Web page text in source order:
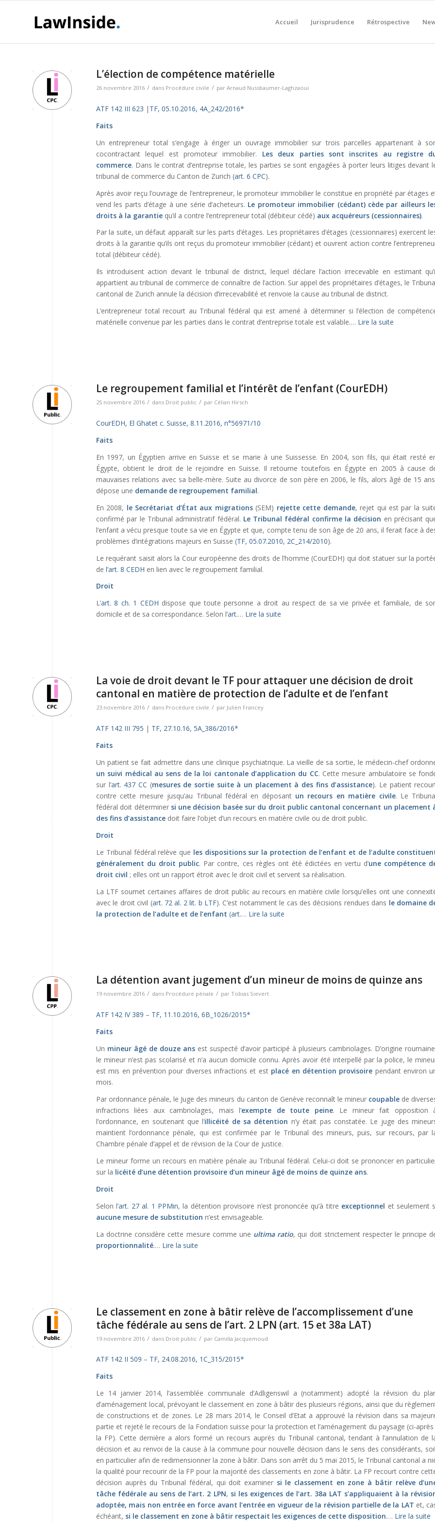
Accueil Jurisprudence Rétrospective
L’élection de compétence matérielle
26 novembre 2016 / dans Procédure civile / par Arnaud Nussbaumer-Laghzaoui
ATF 142 III 623 | TF, 05.10.2016, 4A_242/2016*
Faits
Un entrepreneur total s’engage à ériger un ouvrage immobilier sur trois parcelles appartenant à
cocontractant lequel est promoteur immobilier. Les deux parties sont inscrites au registre
commerce. Dans le contrat d’entreprise totale, les parties se sont engagées à porter leurs litiges devant
tribunal de commerce du Canton de Zurich (art. 6 CPC).
Après avoir reçu l’ouvrage de l’entrepreneur, le promoteur immobilier le constitue en propriété par étages
vend les parts d’étage à une série d’acheteurs. Le promoteur immobilier (cédant) cède par ailleurs
droits à la garantie qu’il a contre l’entrepreneur total (débiteur cédé) aux acquéreurs (cessionnaires).
Par la suite, un défaut apparaît sur les parts d’étages. Les propriétaires d’étages (cessionnaires) exercent
droits à la garantie qu’ils ont reçus du promoteur immobilier (cédant) et ouvrent action contre
total (débiteur cédé).
Ils introduisent action devant le tribunal de district, lequel déclare l’action irrecevable en estimant
appartient au tribunal de commerce de connaître de l’action. Sur appel des propriétaires d’étages, le
cantonal de Zurich annule la décision d’irrecevabilité et renvoie la cause au tribunal de district.
L’entrepreneur total recourt au Tribunal fédéral qui est amené à déterminer si l’élection de
matérielle convenue par les parties dans le contrat d’entreprise totale est valable.… Lire la suite
Le regroupement familial et l’intérêt de l’enfant (CourEDH)
25 novembre 2016 / dans Droit public / par Célian Hirsch
CourEDH, El Ghatet c. Suisse, 8.11.2016, n°56971/10
Faits
En 1997, un Égyptien arrive en Suisse et se marie à une Suissesse. En 2004, son fils, qui était resté
Égypte, obtient le droit de le rejoindre en Suisse. Il retourne toutefois en Égypte en 2005 à cause
mauvaises relations avec sa belle-mère. Suite au divorce de son père en 2006, le fils, alors âgé de 15
dépose une demande de regroupement familial.
En 2008, le Secrétariat d’État aux migrations(SEM) rejette cette demande, rejet qui est par la
confirmé par le Tribunal administratif fédéral. Le Tribunal fédéral confirme la décision en précisant
l’enfant a vécu presque toute sa vie en Égypte et que, compte tenu de son âge de 20 ans, il ferait face à
problèmes d’intégrations majeurs en Suisse (TF, 05.07.2010, 2C_214/2010).
Le requérant saisit alors la Cour européenne des droits de l’homme (CourEDH) qui doit statuer sur la
de l’art. 8 CEDH en lien avec le regroupement familial.
Droit
L’art. 8 ch. 1 CEDH dispose que toute personne a droit au respect de sa vie privée et familiale, de
domicile et de sa correspondance. Selon l’art.… Lire la suite
La voie de droit devant le TF pour attaquer une décision de droit
cantonal en matière de protection de l’adulte et de l’enfant
23 novembre 2016 / dans Procédure civile / par Julien Francey
ATF 142 III 795 | TF, 27.10.16, 5A_386/2016*
Faits
Un patient se fait admettre dans une clinique psychiatrique. La vieille de sa sortie, le médecin-chef
un suivi médical au sens de la loi cantonale d’application du CC. Cette mesure ambulatoire se
sur l’art. 437 CC (mesures de sortie suite à un placement à des fins d’assistance). Le patient
contre cette mesure jusqu’au Tribunal fédéral en déposant un recours en matière civile. Le
fédéral doit déterminer si une décision basée sur du droit public cantonal concernant un placement
des fins d’assistance doit faire l’objet d’un recours en matière civile ou de droit public.
Droit
Le Tribunal fédéral relève que les dispositions sur la protection de l’enfant et de l’adulte
généralement du droit public. Par contre, ces règles ont été édictées en vertu d’une compétence
droit civil ; elles ont un rapport étroit avec le droit civil et servent sa réalisation.
La LTF soumet certaines affaires de droit public au recours en matière civile lorsqu’elles ont une
avec le droit civil (art. 72 al. 2 lit. b LTF). C’est notamment le cas des décisions rendues dans le domaine
la protection de l’adulte et de l’enfant (art.… Lire la suite
La détention avant jugement d’un mineur de moins de quinze ans
19 novembre 2016 / dans Procédure pénale / par Tobias Sievert
ATF 142 IV 389 – TF, 11.10.2016, 6B_1026/2015*
Faits
Un mineur âgé de douze ans est suspecté d’avoir participé à plusieurs cambriolages. D’origine
le mineur n’est pas scolarisé et n’a aucun domicile connu. Après avoir été interpellé par la police, le
est mis en prévention pour diverses infractions et est placé en détention provisoire pendant environ
mois.
Par ordonnance pénale, le Juge des mineurs du canton de Genève reconnaît le mineur coupable de
infractions liées aux cambriolages, mais l’exempte de toute peine. Le mineur fait opposition
l’ordonnance, en soutenant que l’illicéité de sa détention n’y était pas constatée. Le juge des
maintient l’ordonnance pénale, qui est confirmée par le Tribunal des mineurs, puis, sur recours, par
Chambre pénale d’appel et de révision de la Cour de justice.
Le mineur forme un recours en matière pénale au Tribunal fédéral. Celui-ci doit se prononcer en
sur la licéité d’une détention provisoire d’un mineur âgé de moins de quinze ans.
Droit
Selon l’art. 27 al. 1 PPMin, la détention provisoire n’est prononcée qu’à titre exceptionnel et seulement
aucune mesure de substitution n’est envisageable.
La doctrine considère cette mesure comme une ultima ratio, qui doit strictement respecter le principe
proportionnalité.… Lire la suite
Le classement en zone à bâtir relève de l’accomplissement d’une
tâche fédérale au sens de l’art. 2 LPN (art. 15 et 38a LAT)
19 novembre 2016 / dans Droit public / par Camilla Jacquemoud
ATF 142 II 509 – TF, 24.08.2016, 1C_315/2015*
Faits
Le 14 janvier 2014, l’assemblée communale d’Adligenswil a (notamment) adopté la révision du
d’aménagement local, prévoyant le classement en zone à bâtir des plusieurs régions, ainsi que du
de constructions et de zones. Le 28 mars 2014, le Conseil d’Etat a approuvé la révision dans sa
partie et rejeté le recours de la Fondation suisse pour la protection et l’aménagement du paysage (ci-après
la FP). Cette dernière a alors formé un recours auprès du Tribunal cantonal, tendant à l’annulation de
décision et au renvoi de la cause à la commune pour nouvelle décision dans le sens des considérants,
en particulier afin de redimensionner la zone à bâtir. Dans son arrêt du 5 mai 2015, le Tribunal cantonal a
la qualité pour recourir de la FP pour la majorité des classements en zone à bâtir. La FP recourt contre
décision auprès du Tribunal fédéral, qui doit examiner si le classement en zone à bâtir relève
tâche fédérale au sens de l’art. 2 LPN, si les exigences de l’art. 38a LAT s’appliquaient à la
adoptée, mais non entrée en force avant l’entrée en vigueur de la révision partielle de la LAT et,
échéant, si le classement en zone à bâtir respectait les exigences de cette disposition.… Lire la suite